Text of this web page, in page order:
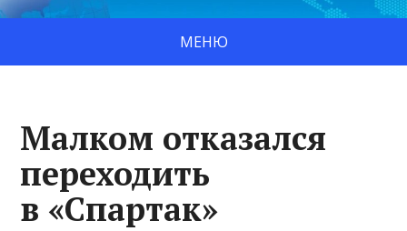
МЕНЮ
Малком отказался
переходить
в «Спартак»